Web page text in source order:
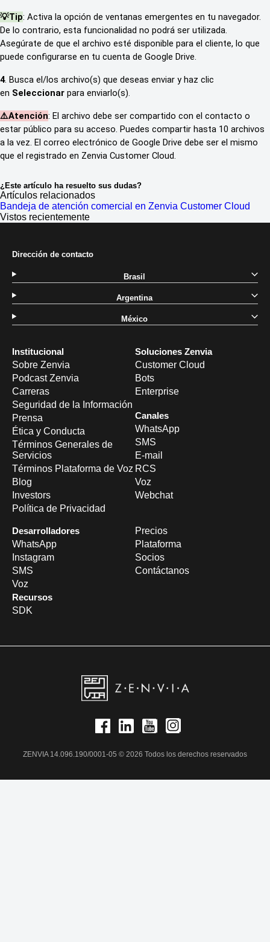
💡Tip: Activa la opción de ventanas emergentes en tu navegador.
De lo contrario, esta funcionalidad no podrá ser utilizada.
Asegúrate de que el archivo esté disponible para el cliente, lo que
puede configurarse en tu cuenta de Google Drive.
4. Busca el/los archivo(s) que deseas enviar y haz clic
en Seleccionar para enviarlo(s).
⚠️Atención: El archivo debe ser compartido con el contacto o
estar público para su acceso. Puedes compartir hasta 10 archivos
a la vez. El correo electrónico de Google Drive debe ser el mismo
que el registrado en Zenvia Customer Cloud.
¿Este artículo ha resuelto sus dudas?
Artículos relacionados
Bandeja de atención comercial en Zenvia Customer Cloud
Vistos recientemente
Institucional
Sobre Zenvia
Podcast Zenvia
Carreras
Seguridad de la Información
Prensa
Ética y Conducta
Términos Generales de
Servicios
Términos Plataforma de Voz
Blog
Investors
Política de Privacidad
Soluciones Zenvia
Customer Cloud
Bots
Enterprise
Canales
WhatsApp
SMS
E-mail
RCS
Voz
Webchat
Desarrolladores
WhatsApp
Instagram
SMS
Voz
Recursos
SDK
Precios
Plataforma
Socios
Contáctanos
Dirección de contacto
Brasil
Argentina
México
ZENVIA 14.096.190/0001-05 © 2026 Todos los derechos reservados